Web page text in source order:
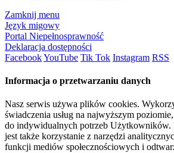
Zamknij menu
Język migowy
Portal Niepełnosprawność
Deklaracja dostępności
FacebookYouTube Tik Tok Instagram RSS
Informacja o przetwarzaniu danych
Nasz serwis używa plików cookies.
świadczenia usług na najwyższym
do indywidualnych potrzeb
jest także korzystanie z narzędzi
funkcji mediów społecznościowych i